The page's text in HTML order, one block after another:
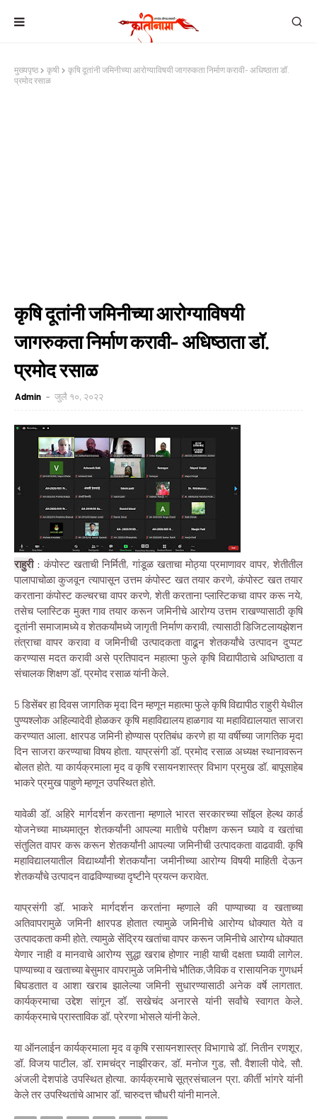
मुख्यपृष्ठ कृषी
कृषि दूतांनी जमिनीच्या आरोग्याविषयी जागरुकता निर्माण करावी- अधिष्ठाता डॉ.
प्रमोद रसाळ
कृषि दूतांनी जमिनीच्या आरोग्याविषयी
जागरुकता निर्माण करावी- अधिष्ठाता डॉ.
प्रमोद रसाळ
Admin जुलै १०, २०२२
राहुरी: कंपोस्ट खताची निर्मिती, गांडूळ खताचा मोठ्या प्रमाणावर वापर, शेतीतील
पालापाचोळा कुजवून त्यापासून उत्तम कंपोस्ट खत तयार करणे, कंपोस्ट खत तयार
करताना कंपोस्ट कल्चरचा वापर करणे, शेती करताना प्लास्टिकचा वापर करू नये,
तसेच प्लास्टिक मुक्त गाव तयार करून जमिनीचे आरोग्य उत्तम राखण्यासाठी कृषि
दूतांनी समाजामध्ये व शेतकर्यांमध्ये जागृती निर्माण करावी, त्यासाठी डिजिटलायझेशन
तंत्राचा वापर करावा व जमिनीची उत्पादकता वाढून शेतकर्यांचे उत्पादन दुप्पट
करण्यास मदत करावी असे प्रतिपादन महात्मा फुले कृषि विद्यापीठाचे अधिष्ठाता व
संचालक शिक्षण डॉ. प्रमोद रसाळ यांनी केले.
5 डिसेंबर हा दिवस जागतिक मृदा दिन म्हणून महात्मा फुले कृषि विद्यापीठ राहुरी येथील
पुण्यश्लोक अहिल्यादेवी होळकर कृषि महाविद्यालय हाळगाव या महाविद्यालयात साजरा
करण्यात आला. क्षारपड जमिनी होण्यास प्रतिबंध करणे हा या वर्षीच्या जागतिक मृदा
दिन साजरा करण्याचा विषय होता. याप्रसंगी डॉ. प्रमोद रसाळ अध्यक्ष स्थानावरून
बोलत होते. या कार्यक्रमाला मृद व कृषि रसायनशास्त्र विभाग प्रमुख डॉ. बापूसाहेब
भाकरे प्रमुख पाहुणे म्हणून उपस्थित होते.
यावेळी डॉ. अहिरे मार्गदर्शन करताना म्हणाले भारत सरकारच्या सॉइल हेल्थ कार्ड
योजनेच्या माध्यमातून शेतकर्यांनी आपल्या मातीचे परीक्षण करून घ्यावे व खतांचा
संतुलित वापर करू करून शेतकर्यांनी आपल्या जमिनीची उत्पादकता वाढवावी. कृषि
महाविद्यालयातील विद्यार्थ्यांनी शेतकर्यांना जमीनीच्या आरोग्य विषयी माहिती देऊन
शेतकर्यांचे उत्पादन वाढविण्याच्या दृष्टीने प्रयत्न करावेत.
याप्रसंगी डॉ. भाकरे मार्गदर्शन करतांना म्हणाले की पाण्याच्या व खताच्या
अतिवापरामुळे जमिनी क्षारपड होतात त्यामुळे जमिनीचे आरोग्य धोक्यात येते व
उत्पादकता कमी होते. त्यामुळे सेंद्रिय खतांचा वापर करून जमिनीचे आरोग्य धोक्यात
येणार नाही व मानवाचे आरोग्य सुद्धा खराब होणार नाही याची दक्षता घ्यावी लागेल.
पाण्याच्या व खताच्या बेसुमार वापरामुळे जमिनीचे भौतिक,जैविक व रासायनिक गुणधर्म
बिघडतात व आशा खराब झालेल्या जमिनी सुधारण्यासाठी अनेक वर्षे लागतात.
कार्यक्रमाचा उद्देश सांगून डॉ. सखेचंद अनारसे यांनी सर्वांचे स्वागत केले.
कार्यक्रमाचे प्रास्ताविक डॉ. प्रेरणा भोसले यांनी केले.
या ऑनलाईन कार्यक्रमाला मृद व कृषि रसायनशास्त्र विभागाचे डॉ. नितीन रणशूर,
डॉ. विजय पाटील, डॉ. रामचंद्र नाझीरकर, डॉ. मनोज गुड, सौ. वैशाली पोदे, सौ.
अंजली देशपांडे उपस्थित होत्या. कार्यक्रमाचे सूत्रसंचालन प्रा. कीर्ती भांगरे यांनी
केले तर उपस्थितांचे आभार डॉ. चारुदत्त चौधरी यांनी मानले.